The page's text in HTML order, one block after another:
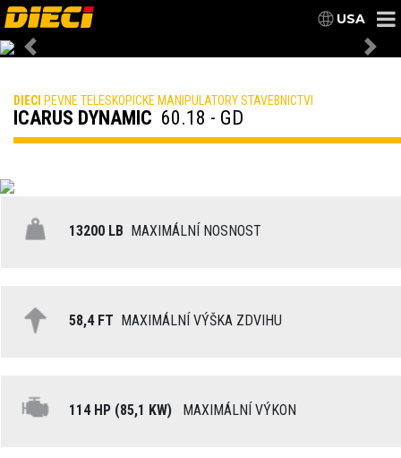
USA
Previous
DIECI PEVNE TELESKOPICKE MANIPULATORY STAVEBNICTVI
ICARUS DYNAMIC 60.18 - GD
13200 LB MAXIMÁLNÍ NOSNOST
58,4 FT MAXIMÁLNÍ VÝŠKA ZDVIHU
114 HP (85,1 KW) MAXIMÁLNÍ VÝKON